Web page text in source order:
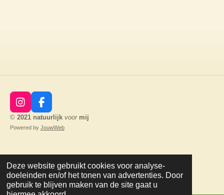
Deze website gebruikt cookies voor analyse-
doeleinden en/of het tonen van advertenties. Door
gebruik te blijven maken van de site gaat u
I
n
s
g
r
a
m
F
a
c
o
o
k
© 2021 natuurlijk voor mij
Powered by JouwWeb